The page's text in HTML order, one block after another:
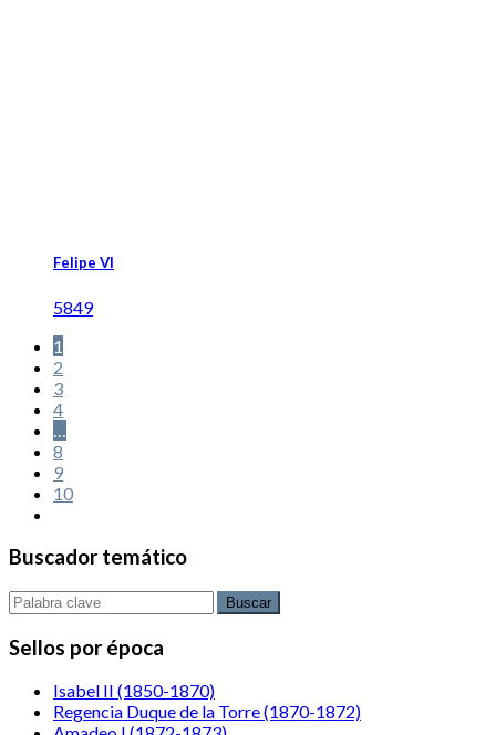
Felipe VI
5849
1
2
3
4
8
9
10
Buscador temático
Buscar
Sellos por época
Isabel II (1850-1870)
Regencia Duque de la Torre (1870-1872)